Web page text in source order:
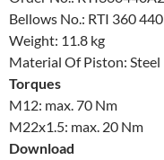
Bellows No.: RTI 360 440
Weight: 11.8 kg
Material Of Piston: Steel
Torques
M12: max. 70 Nm
M22x1.5: max. 20 Nm
Download